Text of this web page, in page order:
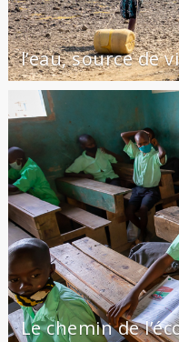
l’eau, source de
Le chemin de